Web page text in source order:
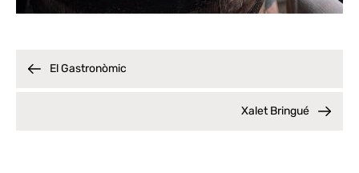
El Gastronòmic
Xalet Bringué